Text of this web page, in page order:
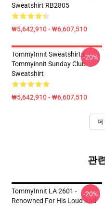
Sweatshirt RB2805
₩5,642,910 - ₩6,607,510
TommyInnit Sweatshirts -
Tommyinnit Sunday Club
Sweatshirt
₩5,642,910 - ₩6,607,510
-20%
더
관
TommyInnit LA 2601 -
Renowned For His Loud And
-20%